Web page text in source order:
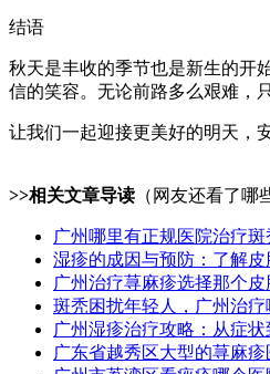
结语
秋天是丰收的季节也是新生的开
信的笑容。无论前路多么艰难，
让我们一起迎接更美好的明天，
>>相关文章导读 （网友还看了哪
广州哪里有正规医院治疗
湿疹的成因与预防：了解
广州治疗荨麻疹选择那个
斑秃困扰年轻人，广州治
广州湿疹治疗攻略：从症
广东省越秀区大型的荨麻疹